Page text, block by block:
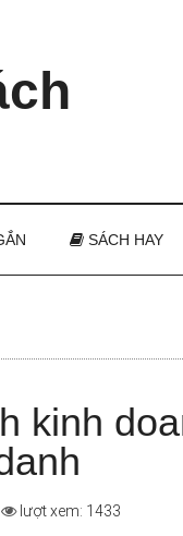
SÁCH HAY
kinh
lượt xem: 1433